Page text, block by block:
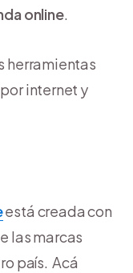
online.
herramientas
internet y
está creada con
las marcas
país. Acá